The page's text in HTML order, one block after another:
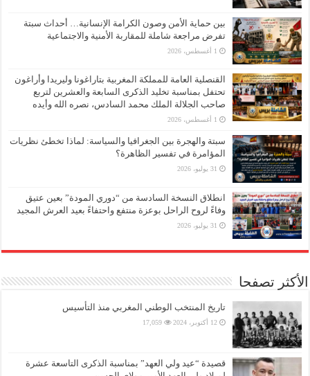
بين حماية الأمن وصون الكرامة الإنسانية… أحداث سبتة
تفرض مراجعة شاملة للمقاربة الأمنية والاجتماعية
1 أغسطس، 2026
القنصلية العامة للمملكة المغربية بتاراغونا وليريدا وأراغون
تحتفل بمناسبة تخليد الذكرى السابعة والعشرين لتربع
صاحب الجلالة الملك محمد السادس، نصره الله وأيده
1 أغسطس، 2026
سبتة والهجرة بين الجغرافيا والسياسة: لماذا تخطئ نظريات
المؤامرة في تفسير الظاهرة؟
31 يوليو، 2026
انطلاق النسخة السادسة من “دوري المودة” بعين عتيق
وفاءً لروح الراحل بوعزة منتفع واحتفاءً بعيد العرش المجيد
31 يوليو، 2026
الأكثر تصفحا
تاريخ المنتخب الوطني المغربي منذ التأسيس
12 أكتوبر، 2024 17,059
قصيدة “عيد ولي العهد” بمناسبة الذكرى التاسعة عشرة